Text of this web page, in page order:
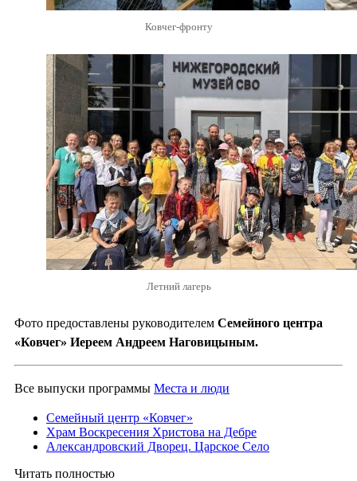
Ковчег-фронту
Летний лагерь
Фото предоставлены руководителем Семейного центра
«Ковчег» Иереем Андреем Наговицыным.
Все выпуски программы Места и люди
Семейный центр «Ковчег»
Храм Воскресения Христова на Дебре
Александровский Дворец. Царское Село
Читать полностью